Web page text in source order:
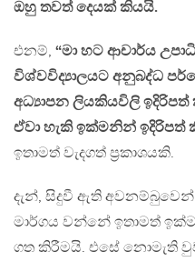
ඔහු තවත් දෙයක් කියයි.
එනම්, “මා හට ආචාර්ය
විශ්වවිද්‍යාලයට අනුබද්ධ
අධ්‍යාපන ලියකියවිලි
ඒවා හැකි ඉක්මනින් ඉදිරිපත්
ඉතාමත් වැදගත් ප්‍රකාශයකි.
දැන්, සිදුවී ඇති
මාර්ගය වන්නේ ඉතාමත්
ගත කිරීමයි. එසේ නොමැති